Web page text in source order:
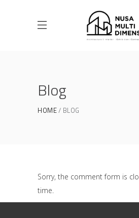
Blog
HOME BLOG
Sorry, the comment form is
time.